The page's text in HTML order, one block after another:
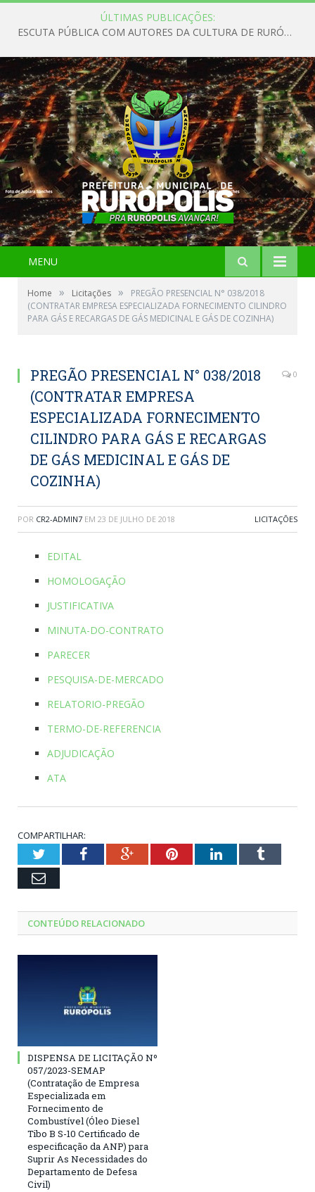
ÚLTIMAS PUBLICAÇÕES:
ESCUTA PÚBLICA COM AUTORES DA CULTURA DE RURÓPOLIS
MENU
Home » Licitações »
PREGÃO PRESENCIAL N° 038/2018
(CONTRATAR EMPRESA ESPECIALIZADA FORNECIMENTO CILINDRO
PARA GÁS E RECARGAS DE GÁS MEDICINAL E GÁS DE COZINHA)
PREGÃO PRESENCIAL N° 038/2018
(CONTRATAR EMPRESA
ESPECIALIZADA FORNECIMENTO
CILINDRO PARA GÁS E RECARGAS
DE GÁS MEDICINAL E GÁS DE
COZINHA)
0
POR CR2-ADMIN7 EM 23 DE JULHO DE 2018 LICITAÇÕES
EDITAL
HOMOLOGAÇÃO
JUSTIFICATIVA
MINUTA-DO-CONTRATO
PARECER
PESQUISA-DE-MERCADO
RELATORIO-PREGÃO
TERMO-DE-REFERENCIA
ADJUDICAÇÃO
ATA
COMPARTILHAR:
TwitterFacebookGoogle+PinterestLinkedInTumblr
Email
CONTEÚDO RELACIONADO
DISPENSA DE LICITAÇÃO Nº
057/2023-SEMAP
(Contratação de Empresa
Especializada em
Fornecimento de
Combustível (Óleo Diesel
Tibo B S-10 Certificado de
especificação da ANP) para
Suprir As Necessidades do
Departamento de Defesa
Civil)